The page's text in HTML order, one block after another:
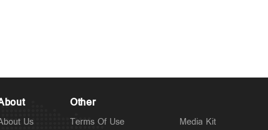
7000 രൂപ പിഴ ചുമത്തി;
മുഖ്യമന്ത്രി
Us
Other
Terms Of Use
Media Kit